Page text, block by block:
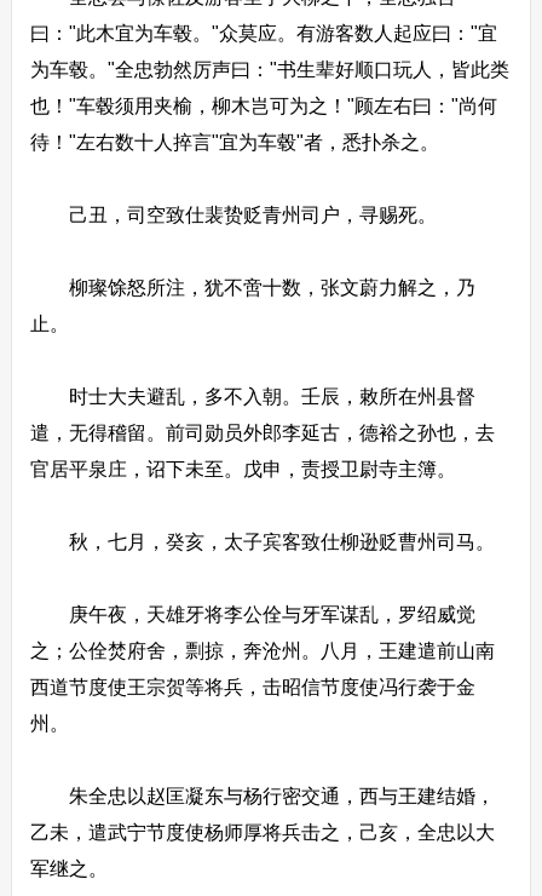
曰："此木宜为车毂。"众莫应。有游客数人起应曰："宜
为车毂。"全忠勃然厉声曰："书生辈好顺口玩人，皆此类
也！"车毂须用夹榆，柳木岂可为之！"顾左右曰："尚何
待！"左右数十人捽言"宜为车毂"者，悉扑杀之。
己丑，司空致仕裴贽贬青州司户，寻赐死。
柳璨馀怒所注，犹不啻十数，张文蔚力解之，乃
止。
时士大夫避乱，多不入朝。壬辰，敕所在州县督
遣，无得稽留。前司勋员外郎李延古，德裕之孙也，去
官居平泉庄，诏下未至。戊申，责授卫尉寺主簿。
秋，七月，癸亥，太子宾客致仕柳逊贬曹州司马。
庚午夜，天雄牙将李公佺与牙军谋乱，罗绍威觉
之；公佺焚府舍，剽掠，奔沧州。八月，王建遣前山南
西道节度使王宗贺等将兵，击昭信节度使冯行袭于金
州。
朱全忠以赵匡凝东与杨行密交通，西与王建结婚，
乙未，遣武宁节度使杨师厚将兵击之，己亥，全忠以大
军继之。